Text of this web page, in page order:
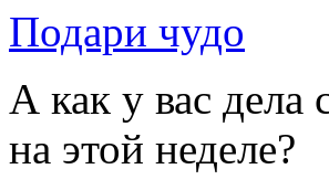
Подари чудо
А как у вас
на этой неделе?